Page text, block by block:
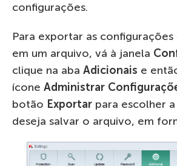
configurações.
Para exportar as
em um arquivo, vá à janela
clique na aba Adicionais e
ícone Administrar
botão Exportar para escolher
deseja salvar o arquivo, em